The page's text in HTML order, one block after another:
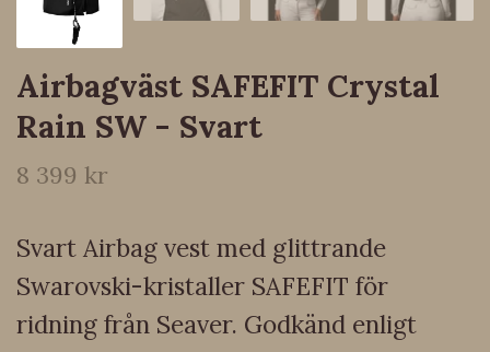
Airbagväst SAFEFIT Crystal
Rain SW - Svart
8 399 kr
Svart Airbag vest med glittrande
Swarovski-kristaller SAFEFIT för
ridning från Seaver. Godkänd enligt